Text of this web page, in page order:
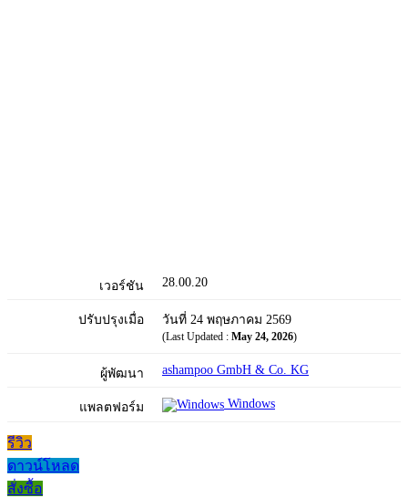
เวอร์ชัน 28.00.20
ปรับปรุงเมื่อ วันที่ 24 พฤษภาคม 2569
(Last Updated : May 24, 2026)
ผู้พัฒนา ashampoo GmbH & Co. KG
แพลตฟอร์ม Windows
รีวิว
ดาวน์โหลด
สั่งซื้อ